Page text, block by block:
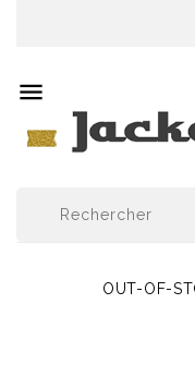

OUT-OF-